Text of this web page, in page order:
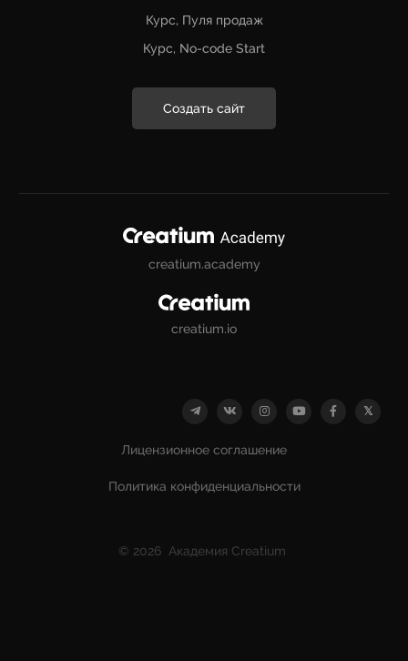
Курс, Пуля продаж
Курс, No-code Start
Создать сайт
creatium.academy
creatium.io
Лицензионное соглашение
Политика конфиденциальности
© 2026 Академия Creatium